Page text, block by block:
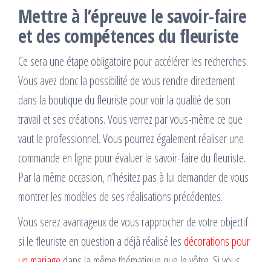
Mettre à l’épreuve le savoir-faire
et des compétences du fleuriste
Ce sera une étape obligatoire pour accélérer les recherches.
Vous avez donc la possibilité de vous rendre directement
dans la boutique du fleuriste pour voir la qualité de son
travail et ses créations. Vous verrez par vous-même ce que
vaut le professionnel. Vous pourrez également réaliser une
commande en ligne pour évaluer le savoir-faire du fleuriste.
Par la même occasion, n’hésitez pas à lui demander de vous
montrer les modèles de ses réalisations précédentes.
Vous serez avantageux de vous rapprocher de votre objectif
si le fleuriste en question a déjà réalisé les décorations pour